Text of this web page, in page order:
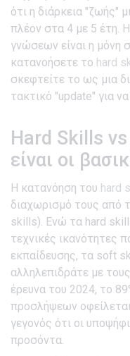
ότι η διάρκεια "ζωής"
πλέον στα 4 με 5 έτη.
γνώσεων είναι η μόνη
κατανοήσετε το hard
σκεφτείτε το ως μια
τακτικό "update" για
Hard Skills
είναι οι
Η κατανόηση του hard
διαχωρισμό τους από
skills). Ενώ τα hard
τεχνικές ικανότητες
εκπαίδευσης, τα soft
αλληλεπιδράτε με
έρευνα του 2024, το
προσλήψεων
γεγονός ότι οι
προσόντα.